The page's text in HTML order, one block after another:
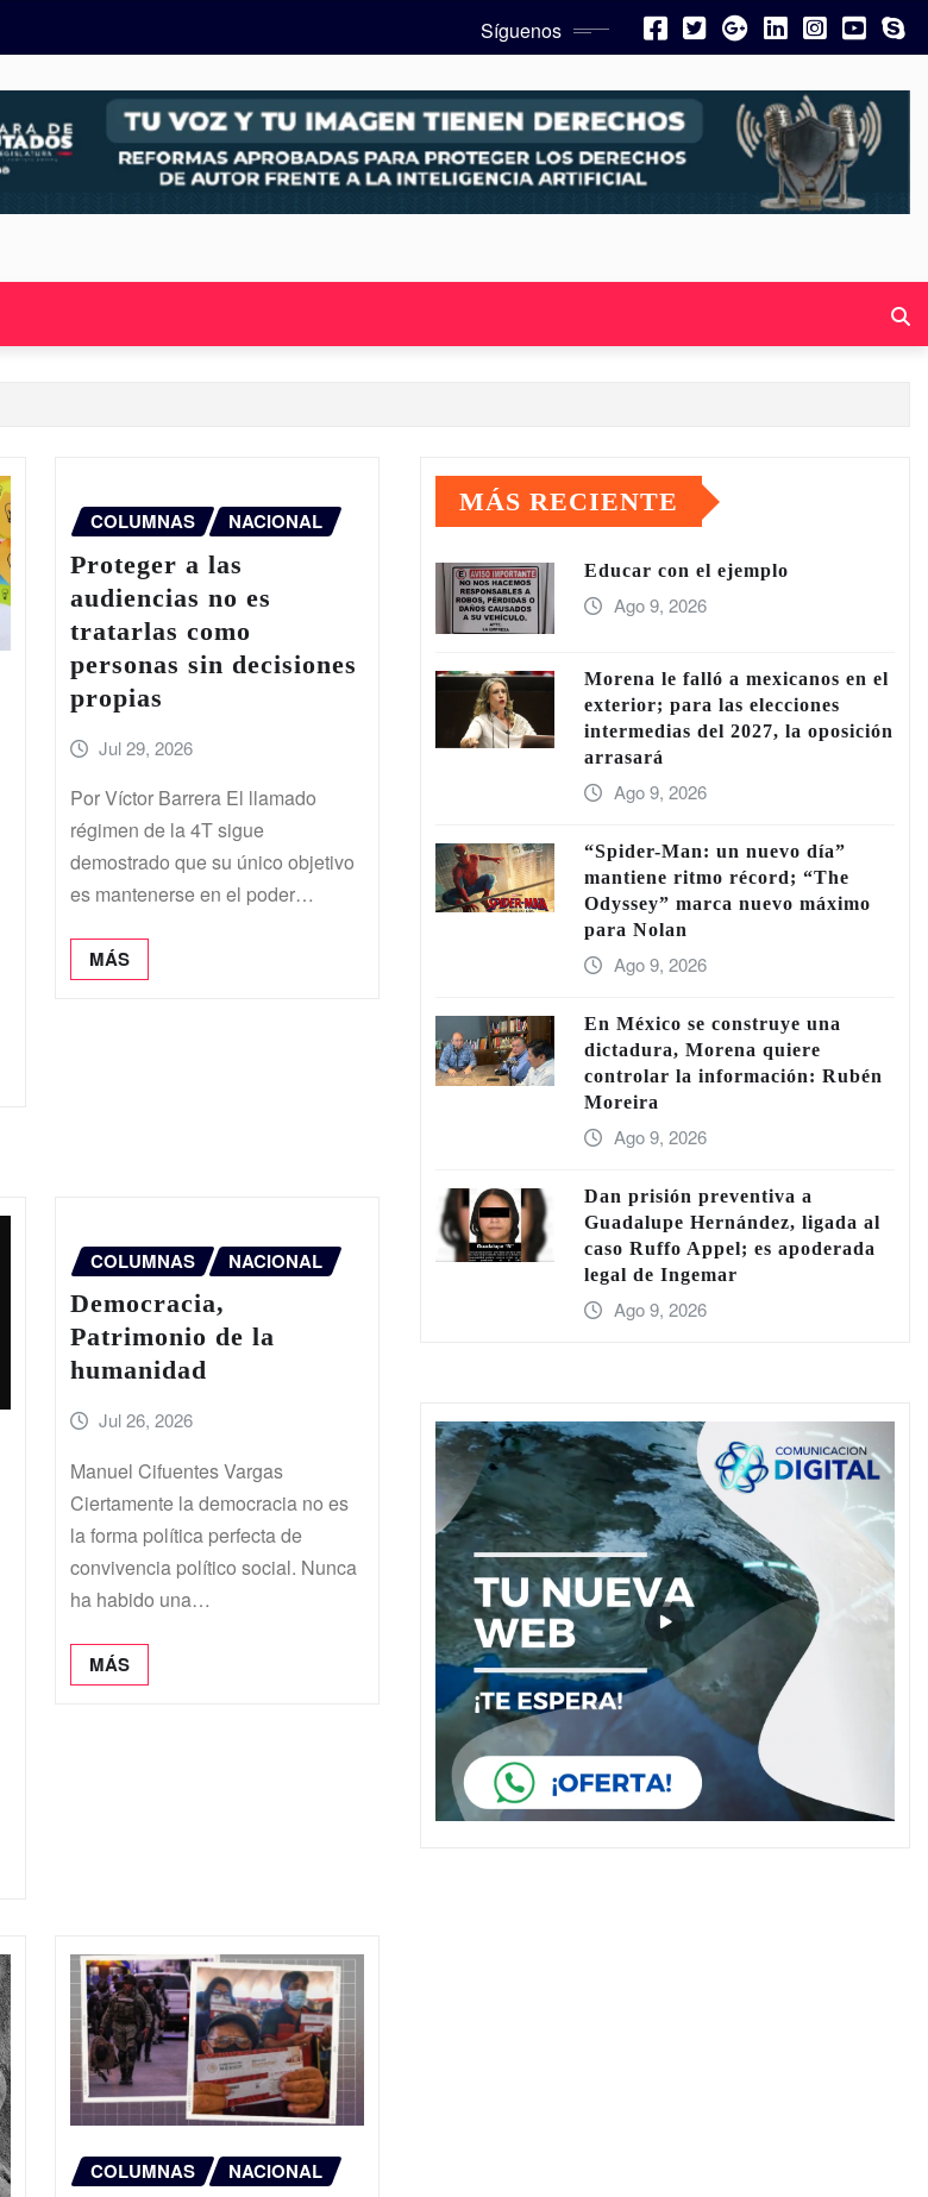
Síguenos
COLUMNAS NACIONAL
Proteger a las
audiencias no es
tratarlas como
personas sin decisiones
propias
Jul 29, 2026
Por Víctor Barrera El llamado
régimen de la 4T sigue
demostrado que su único objetivo
es mantenerse en el poder…
MÁS
COLUMNAS NACIONAL
Democracia,
Patrimonio de la
humanidad
Jul 26, 2026
Manuel Cifuentes Vargas
Ciertamente la democracia no es
la forma política perfecta de
convivencia político social. Nunca
ha habido una…
MÁS
COLUMNAS NACIONAL
MÁS RECIENTE
Educar con el ejemplo
Ago 9, 2026
Morena le falló a mexicanos en el
exterior; para las elecciones
intermedias del 2027, la oposición
arrasará
Ago 9, 2026
“Spider-Man: un nuevo día”
mantiene ritmo récord; “The
Odyssey” marca nuevo máximo
para Nolan
Ago 9, 2026
En México se construye una
dictadura, Morena quiere
controlar la información: Rubén
Moreira
Ago 9, 2026
Dan prisión preventiva a
Guadalupe Hernández, ligada al
caso Ruffo Appel; es apoderada
legal de Ingemar
Ago 9, 2026